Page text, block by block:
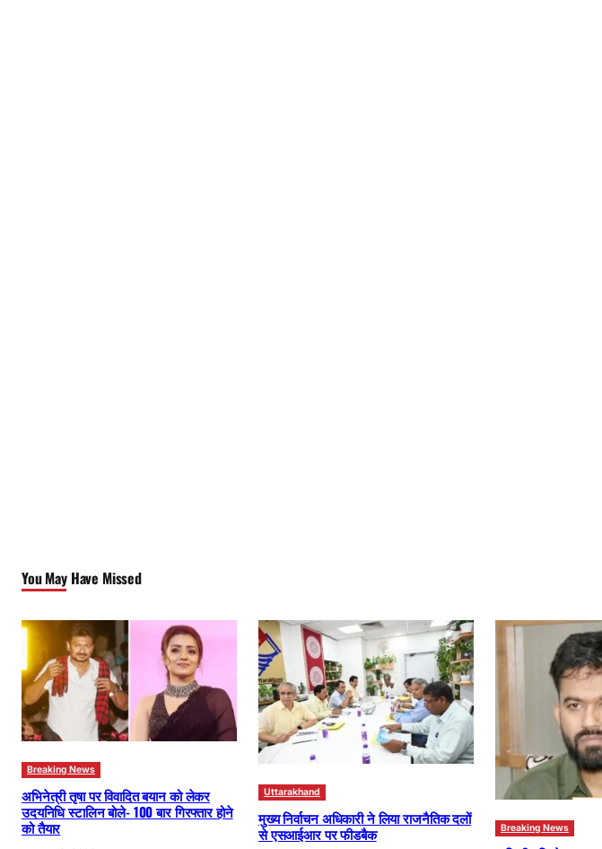
You May Have Missed
Breaking News
अभिनेत्री तृषा पर विवादित बयान को लेकर
उदयनिधि स्टालिन बोले- 100 बार गिरफ्तार होने
को तैयार
Uttarakhand
मुख्य निर्वाचन अधिकारी ने लिया राजनैतिक दलों
से एसआईआर पर फीडबैक
Breaking News